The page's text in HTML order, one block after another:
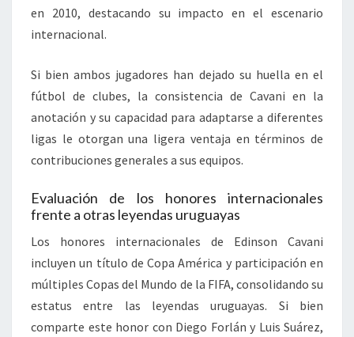
en 2010, destacando su impacto en el escenario
internacional.
Si bien ambos jugadores han dejado su huella en el
fútbol de clubes, la consistencia de Cavani en la
anotación y su capacidad para adaptarse a diferentes
ligas le otorgan una ligera ventaja en términos de
contribuciones generales a sus equipos.
Evaluación de los honores internacionales
frente a otras leyendas uruguayas
Los honores internacionales de Edinson Cavani
incluyen un título de Copa América y participación en
múltiples Copas del Mundo de la FIFA, consolidando su
estatus entre las leyendas uruguayas. Si bien
comparte este honor con Diego Forlán y Luis Suárez,